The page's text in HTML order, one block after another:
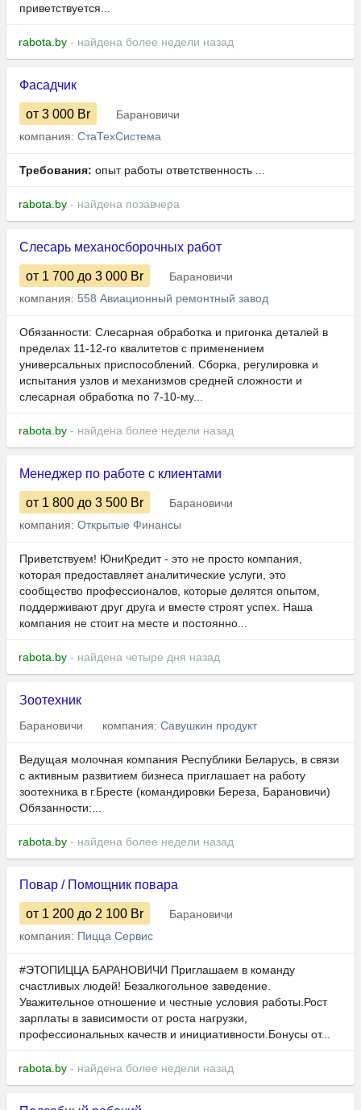
приветствуется...
rabota.by - найдена более недели назад
Фасадчик
от 3 000 Br
Барановичи
компания: СтаТехСистема
Требования: опыт работы ответственность ...
rabota.by - найдена позавчера
Слесарь механосборочных работ
от 1 700 до 3 000 Br
Барановичи
компания: 558 Авиационный ремонтный завод
Обязанности: Слесарная обработка и пригонка деталей в
пределах 11-12-го квалитетов с применением
универсальных приспособлений. Сборка, регулировка и
испытания узлов и механизмов средней сложности и
слесарная обработка по 7-10-му...
rabota.by - найдена более недели назад
Менеджер по работе с клиентами
от 1 800 до 3 500 Br
Барановичи
компания: Открытые Финансы
Приветствуем! ЮниКредит - это не просто компания,
которая предоставляет аналитические услуги, это
сообщество профессионалов, которые делятся опытом,
поддерживают друг друга и вместе строят успех. Наша
компания не стоит на месте и постоянно...
rabota.by - найдена четыре дня назад
Зоотехник
Барановичи компания: Савушкин продукт
Ведущая молочная компания Республики Беларусь, в связи
с активным развитием бизнеса приглашает на работу
зоотехника в г.Бресте (командировки Береза, Барановичи)
Обязанности:...
rabota.by - найдена более недели назад
Повар / Помощник повара
от 1 200 до 2 100 Br
Барановичи
компания: Пицца Сервис
#ЭТОПИЦЦА БАРАНОВИЧИ Приглашаем в команду
счастливых людей! Безалкогольное заведение.
Уважительное отношение и честные условия работы.Рост
зарплаты в зависимости от роста нагрузки,
профессиональных качеств и инициативности.Бонусы от...
rabota.by - найдена более недели назад